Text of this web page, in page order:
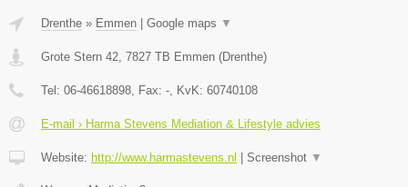
Drenthe » Emmen | Google maps ▼
Grote Stern 42 7827 TB Emmen (Drenthe)
Tel: 06-46618898 , Fax: - , KvK: 60740108
E-mail › Harma Stevens Mediation & Lifestyle advies
Website: http://www.harmastevens.nl | Screenshot ▼